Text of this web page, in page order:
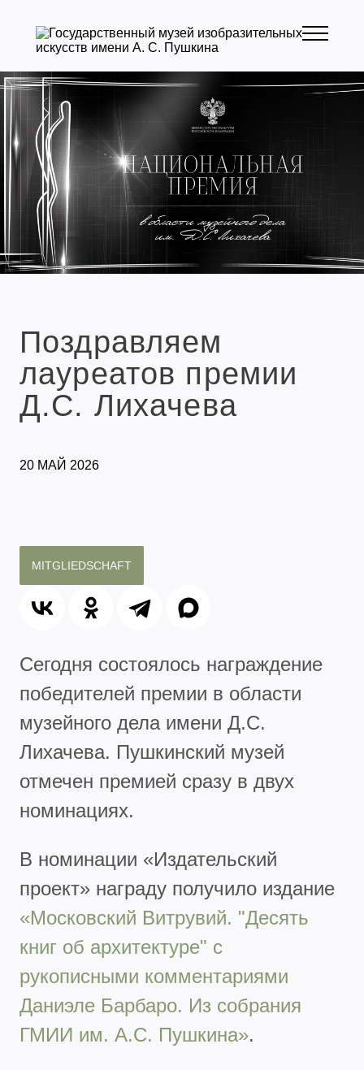
Поздравляем
лауреатов премии
Д.С. Лихачева
20 МАЙ 2026
MITGLIEDSCHAFT
Сегодня состоялось награждение
победителей премии в области
музейного дела имени Д.С.
Лихачева. Пушкинский музей
отмечен премией сразу в двух
номинациях.
В номинации «Издательский
проект» награду получило издание
«Московский Витрувий. "Десять
книг об архитектуре" с
рукописными комментариями
Даниэле Барбаро. Из собрания
ГМИИ им. А.С. Пушкина».